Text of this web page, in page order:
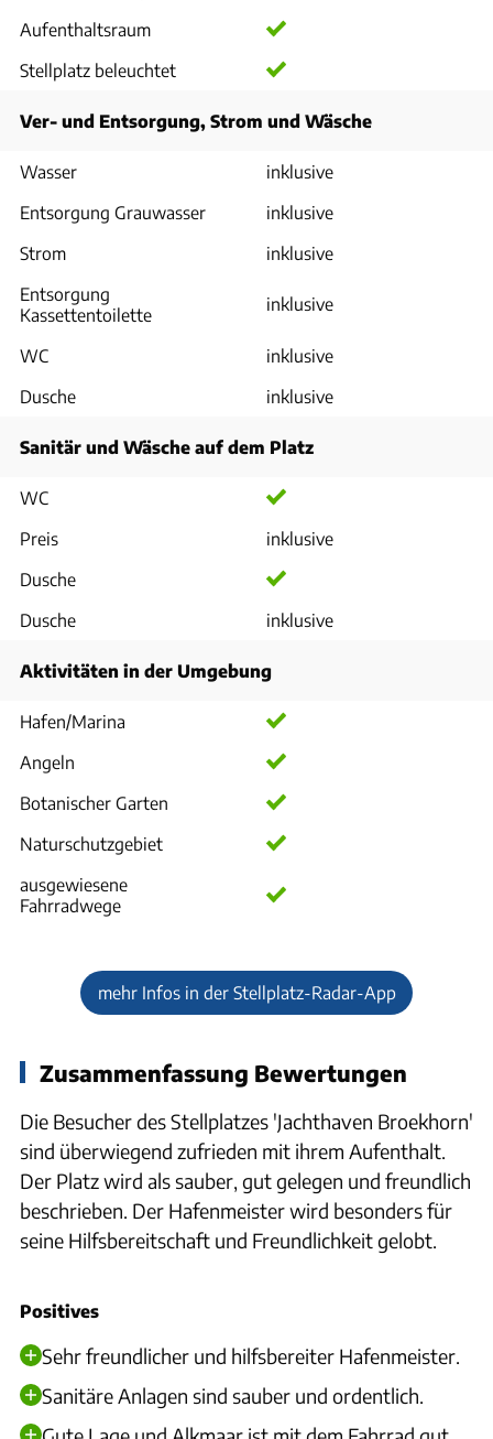
Aufenthaltsraum
Stellplatz beleuchtet
Ver- und Entsorgung, Strom und Wäsche
Wasser
inklusive
Entsorgung Grauwasser
inklusive
Strom
inklusive
Entsorgung
Kassettentoilette
inklusive
WC
inklusive
Dusche
inklusive
Sanitär und Wäsche auf dem Platz
WC
Preis
inklusive
Dusche
Dusche
inklusive
Aktivitäten in der Umgebung
Hafen/Marina
Angeln
Botanischer Garten
Naturschutzgebiet
ausgewiesene
Fahrradwege
mehr Infos in der Stellplatz-Radar-App
Zusammenfassung Bewertungen
Die Besucher des Stellplatzes 'Jachthaven Broekhorn'
sind überwiegend zufrieden mit ihrem Aufenthalt.
Der Platz wird als sauber, gut gelegen und freundlich
beschrieben. Der Hafenmeister wird besonders für
seine Hilfsbereitschaft und Freundlichkeit gelobt.
Positives
Sehr freundlicher und hilfsbereiter Hafenmeister.
Sanitäre Anlagen sind sauber und ordentlich.